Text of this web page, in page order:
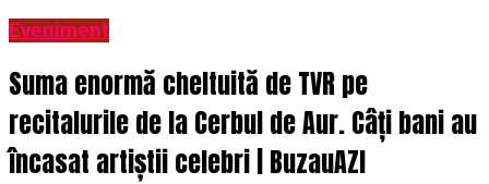
Eveniment
Suma enormă cheltuită de TVR pe
recitalurile de la Cerbul de Aur. Câți bani au
încasat artiștii celebri | BuzauAZI